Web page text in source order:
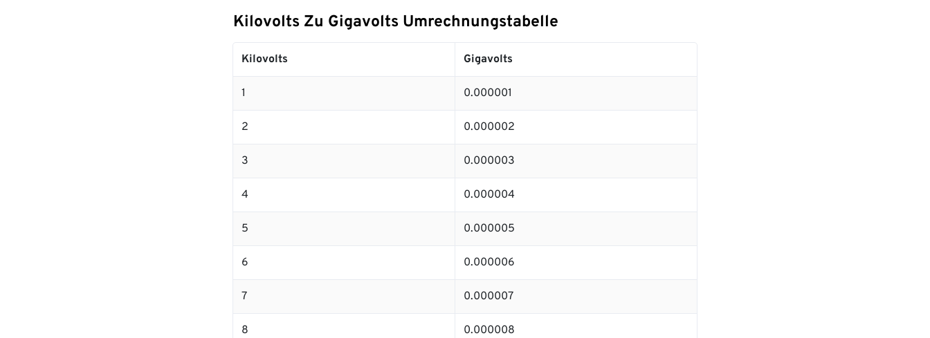
Kilovolts Zu Gigavolts Umrechnungstabelle
Kilovolts Gigavolts
1 0.000001
2 0.000002
3 0.000003
4 0.000004
5 0.000005
6 0.000006
7 0.000007
8 0.000008